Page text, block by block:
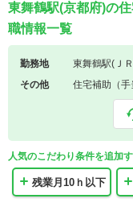
東舞鶴駅(京都府)の
職情報一覧
勤務地
東舞鶴駅(Ｊ
その他
住宅補助（手
人気のこだわり条件を追加
残業月10ｈ以下